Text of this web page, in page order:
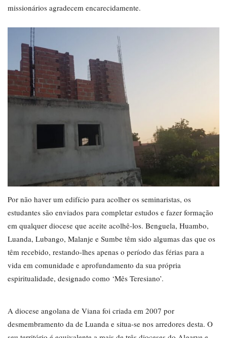
missionários agradecem encarecidamente.
Por não haver um edifício para acolher os seminaristas, os
estudantes são enviados para completar estudos e fazer formação
em qualquer diocese que aceite acolhê-los. Benguela, Huambo,
Luanda, Lubango, Malanje e Sumbe têm sido algumas das que os
têm recebido, restando-lhes apenas o período das férias para a
vida em comunidade e aprofundamento da sua própria
espiritualidade, designado como ‘Mês Teresiano’.
A diocese angolana de Viana foi criada em 2007 por
desmembramento da de Luanda e situa-se nos arredores desta. O